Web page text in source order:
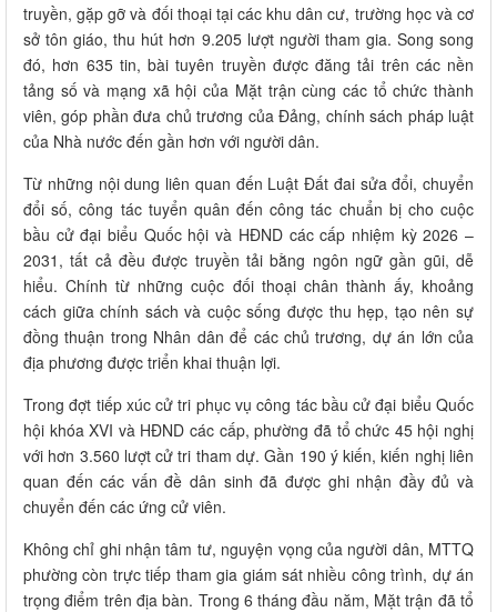
truyền, gặp gỡ và đối thoại tại các khu dân cư, trường học và cơ
sở tôn giáo, thu hút hơn 9.205 lượt người tham gia. Song song
đó, hơn 635 tin, bài tuyên truyền được đăng tải trên các nền
tảng số và mạng xã hội của Mặt trận cùng các tổ chức thành
viên, góp phần đưa chủ trương của Đảng, chính sách pháp luật
của Nhà nước đến gần hơn với người dân.
Từ những nội dung liên quan đến Luật Đất đai sửa đổi, chuyển
đổi số, công tác tuyển quân đến công tác chuẩn bị cho cuộc
bầu cử đại biểu Quốc hội và HĐND các cấp nhiệm kỳ 2026 –
2031, tất cả đều được truyền tải bằng ngôn ngữ gần gũi, dễ
hiểu. Chính từ những cuộc đối thoại chân thành ấy, khoảng
cách giữa chính sách và cuộc sống được thu hẹp, tạo nên sự
đồng thuận trong Nhân dân để các chủ trương, dự án lớn của
địa phương được triển khai thuận lợi.
Trong đợt tiếp xúc cử tri phục vụ công tác bầu cử đại biểu Quốc
hội khóa XVI và HĐND các cấp, phường đã tổ chức 45 hội nghị
với hơn 3.560 lượt cử tri tham dự. Gần 190 ý kiến, kiến nghị liên
quan đến các vấn đề dân sinh đã được ghi nhận đầy đủ và
chuyển đến các ứng cử viên.
Không chỉ ghi nhận tâm tư, nguyện vọng của người dân, MTTQ
phường còn trực tiếp tham gia giám sát nhiều công trình, dự án
trọng điểm trên địa bàn. Trong 6 tháng đầu năm, Mặt trận đã tổ